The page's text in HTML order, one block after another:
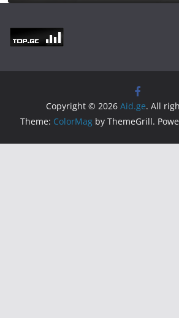
Copyright © 2026 Aid.ge. All
Theme: ColorMag by ThemeGrill.